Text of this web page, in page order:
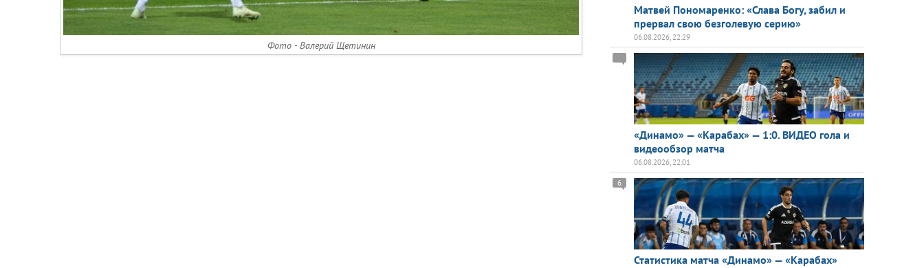
Фото - Валерий Щетинин
Матвей Пономаренко: «Слава Богу, забил и
прервал свою безголевую серию»
06.08.2026, 22:29
«Динамо» — «Карабах» — 1:0. ВИДЕО гола и
видеообзор матча
06.08.2026, 22:01
Статистика матча «Динамо» — «Карабах»
6